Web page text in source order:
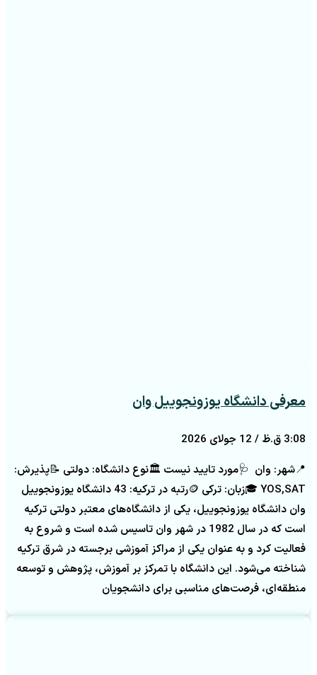
معرفی دانشگاه یوزونجوییل وان
3:08 ق.ظ
📍شهر: وان 🩺مورد تایید نیست 🏛️نوع دانشگاه: دولتی 📝پذیرش:
YOS,SAT 🎓زبان: ترکی 🪙رتبه در ترکیه: 43 دانشگاه یوزونجوییل
وان دانشگاه یوزونجوییل، یکی از دانشگاه‌های معتبر دولتی ترکیه
است که در سال 1982 در شهر وان تاسیس شده است و شروع به
فعالیت کرد و به عنوان یکی از مراکز آموزشی برجسته در شرق ترکیه
شناخته می‌شود. این دانشگاه با تمرکز بر آموزش، پژوهش و توسعه
منطقه‌ای، فرصت‌های مناسبی برای دانشجویان